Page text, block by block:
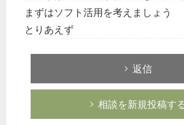
まずはソフト活用を考えましょう
とりあえず
返信
相談を新規投稿す